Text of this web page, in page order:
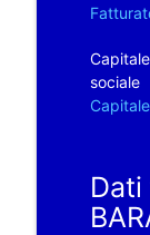
Capitale
sociale